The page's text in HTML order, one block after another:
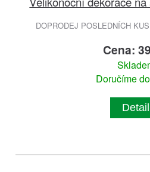
DOPRODEJ POSLEDNÍCH
Cena:
Doručíme
Detail